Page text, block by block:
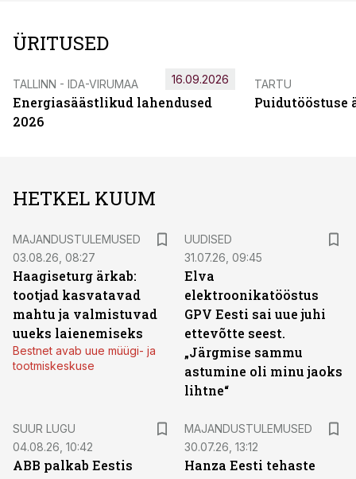
ÜRITUSED
TALLINN - IDA-VIRUMAA
Energiasäästlikud lahendused
2026
16.09.2026 TARTU
Puidutööstuse
HETKEL KUUM
MAJANDUSTULEMUSED
03.08.26, 08:27
Haagiseturg ärkab:
tootjad kasvatavad
mahtu ja valmistuvad
uueks laienemiseks
Bestnet avab uue müügi- ja
tootmiskeskuse
UUDISED
31.07.26, 09:45
Elva
elektroonikatööstus
GPV Eesti sai uue juhi
ettevõtte seest.
„Järgmise sammu
astumine oli minu jaoks
lihtne“
SUUR LUGU
04.08.26, 10:42
ABB palkab Eestis
MAJANDUSTULEMUSED
30.07.26, 13:12
Hanza Eesti tehaste